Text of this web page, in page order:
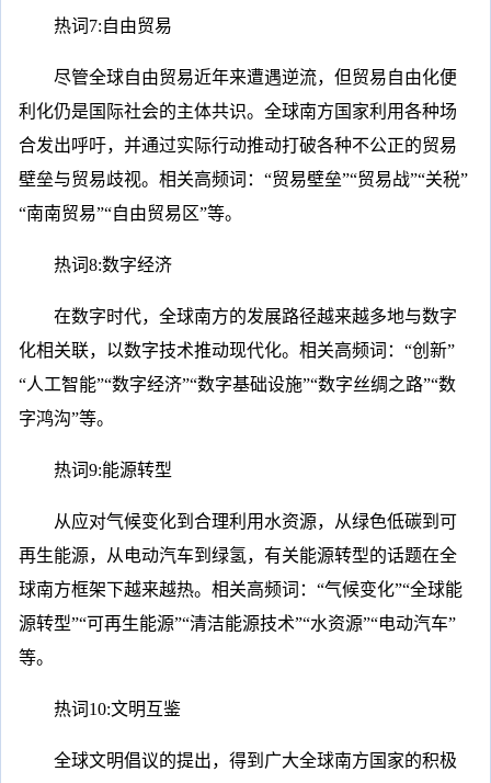
热词7:自由贸易
尽管全球自由贸易近年来遭遇逆流，但贸易自由化便
利化仍是国际社会的主体共识。全球南方国家利用各种场
合发出呼吁，并通过实际行动推动打破各种不公正的贸易
壁垒与贸易歧视。相关高频词：“贸易壁垒”“贸易战”“关税”
“南南贸易”“自由贸易区”等。
热词8:数字经济
在数字时代，全球南方的发展路径越来越多地与数字
化相关联，以数字技术推动现代化。相关高频词：“创新”
“人工智能”“数字经济”“数字基础设施”“数字丝绸之路”“数
字鸿沟”等。
热词9:能源转型
从应对气候变化到合理利用水资源，从绿色低碳到可
再生能源，从电动汽车到绿氢，有关能源转型的话题在全
球南方框架下越来越热。相关高频词：“气候变化”“全球能
源转型”“可再生能源”“清洁能源技术”“水资源”“电动汽车”
等。
热词10:文明互鉴
全球文明倡议的提出，得到广大全球南方国家的积极